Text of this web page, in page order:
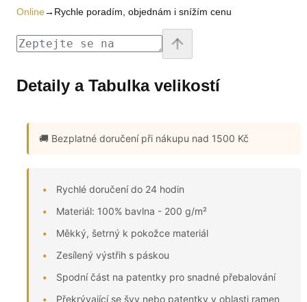
Online→ Rychle poradím, objednám i snížím cenu
Detaily a Tabulka velikostí
🚚 Bezplatné doručenípři nákupu nad 1500 Kč
Rychlé doručení do 24 hodin
Materiál: 100% bavlna - 200 g/m²
Měkký, šetrný k pokožce materiál
Zesílený výstřih s páskou
Spodní část na patentky pro snadné přebalování
Překrývající se švy nebo patentky v oblasti ramen